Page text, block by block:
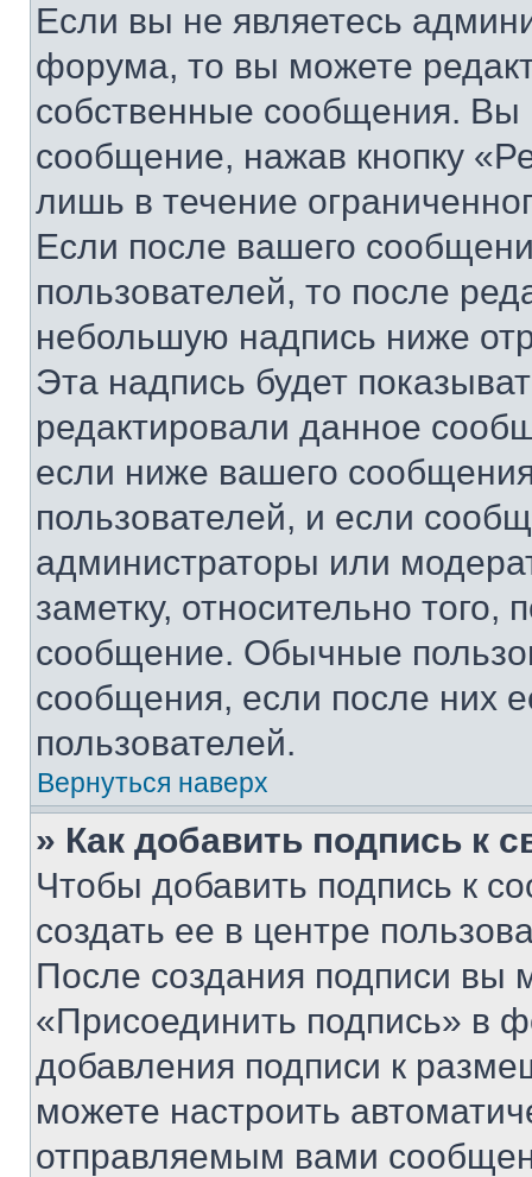
Если вы не являетесь
форума, то вы можете
собственные сообщения. Вы
сообщение, нажав кнопку
лишь в течение
Если после вашего
пользователей, то после
небольшую надпись ниже
Эта надпись будет
редактировали данное
если ниже вашего
пользователей, и если
администраторы или
заметку, относительно
сообщение. Обычные
сообщения, если после них
пользователей.
Вернуться наверх
» Как добавить подпись к
Чтобы добавить подпись к
создать ее в центре
После создания подписи вы
«Присоединить подпись» в
добавления подписи к
можете настроить
отправляемым вами